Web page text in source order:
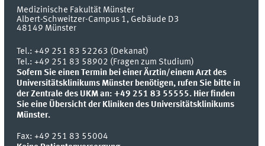
Medizinische Fakultät Münster
Albert-Schweitzer-Campus 1, Gebäude D3
48149 Münster
Tel.:+49 251 83 52263 (Dekanat)
Tel.: +49 251 83 58902 (Fragen zum Studium)
Sofern Sie einen Termin bei einer Ärztin/einem Arzt des
Universitätsklinikums Münster benötigen, rufen Sie bitte in
der Zentrale des UKM an: +49 251 83 55555. Hier finden
Sie eine Übersicht der Kliniken des Universitätsklinikums
Münster.
Fax:+49 251 83 55004